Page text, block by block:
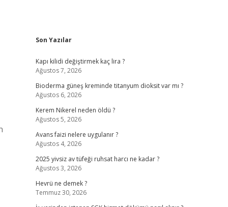
Sidebar
Son Yazılar
Kapı kilidi değiştirmek kaç lira ?
Ağustos 7, 2026
Bioderma güneş kreminde titanyum dioksit var mı ?
Ağustos 6, 2026
Kerem Nikerel neden öldü ?
Ağustos 5, 2026
Avans faizi nelere uygulanır ?
Ağustos 4, 2026
2025 yivsiz av tüfeği ruhsat harcı ne kadar ?
Ağustos 3, 2026
Hevrü ne demek ?
Temmuz 30, 2026